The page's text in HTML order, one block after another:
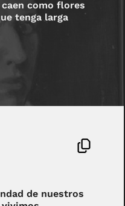
como flores
tenga larga
de nuestros